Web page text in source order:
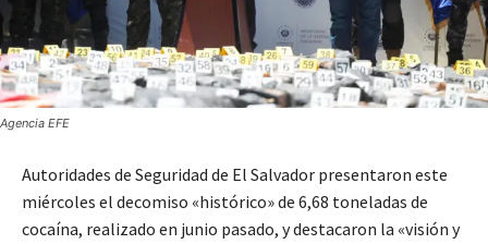
Agencia EFE
Autoridades de Seguridad de El Salvador presentaron este
miércoles el decomiso «histórico» de 6,68 toneladas de
cocaína, realizado en junio pasado, y destacaron la «visión y